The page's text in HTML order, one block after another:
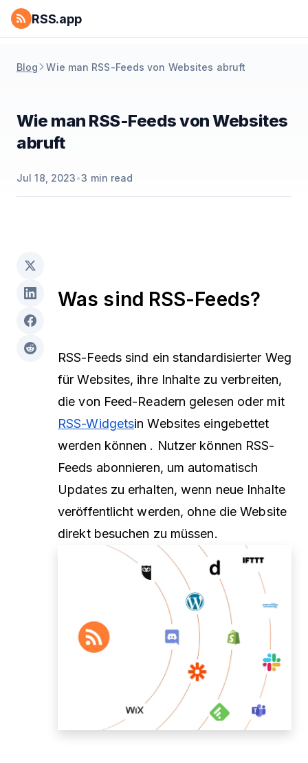
RSS.app
Blog Wie man RSS-Feeds von Websites abruft
Wie man RSS-Feeds von Websites
abruft
Jul 18, 2023•3 min read
Was sind RSS-Feeds?
RSS-Feeds sind ein standardisierter Weg
für Websites, ihre Inhalte zu verbreiten,
die von Feed-Readern gelesen oder mit
RSS-Widgetsin Websites eingebettet
werden können . Nutzer können RSS-
Feeds abonnieren, um automatisch
Updates zu erhalten, wenn neue Inhalte
veröffentlicht werden, ohne die Website
direkt besuchen zu müssen.